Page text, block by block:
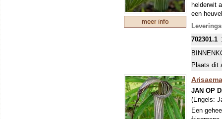
meer info
helderwit
een
702301.1
Plaats dit
JAN OP
(Engels:
Een